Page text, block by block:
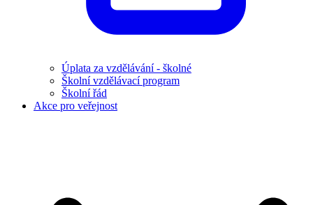
Úplata za vzdělávání - školné
Školní vzdělávací program
Školní řád
Akce pro veřejnost